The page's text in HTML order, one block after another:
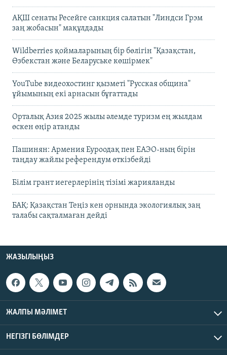
АҚШ сенаты Ресейге санкция салатын "Линдси Грэм
заң жобасын" мақұлдады
Wildberries қоймаларының бір бөлігін "Қазақстан,
Өзбекстан және Беларуське көшірмек"
YouTube видеохостинг қызметі "Русская община"
ұйымының екі арнасын бұғаттады
Орталық Азия 2025 жылы әлемде туризм ең жылдам
өскен өңір атанды
Пашинян: Армения Еуроодақ пен ЕАЭО-ның бірін
таңдау жайлы референдум өткізбейді
Білім грант иегерлерінің тізімі жарияланды
БАҚ: Қазақстан Теңіз кен орнында экологиялық заң
талабы сақталмаған дейді
ЖАЗЫЛЫҢЫЗ
ЖАЛПЫ МӘЛІМЕТ
НЕГІЗГІ БӨЛІМДЕР